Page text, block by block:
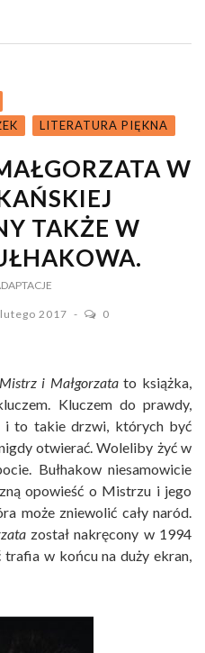
LITERATURA PIĘKNA
W
TAKŻE W
2017 0
Mistrz i Małgorzatato książka,
Kluczem do prawdy,
i to takie drzwi, których być
otwierać. Woleliby żyć w
Bułhakow niesamowicie
opowieść o Mistrzu i jego
może zniewolić cały naród.
został nakręcony w 1994
w końcu na duży ekran,